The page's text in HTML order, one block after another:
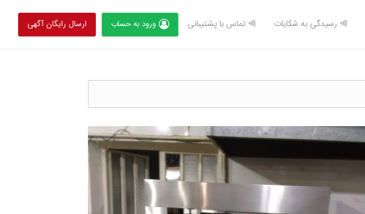
⫸ رسیدگی به شکایات ⫸ تماس با پشتیبانی ورود به حساب ارسال رایگان آگهی